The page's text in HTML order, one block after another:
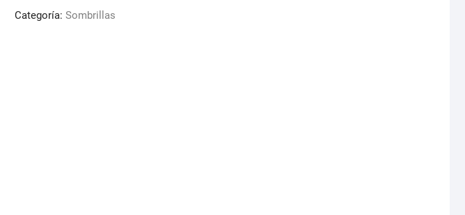
Categoría: Sombrillas